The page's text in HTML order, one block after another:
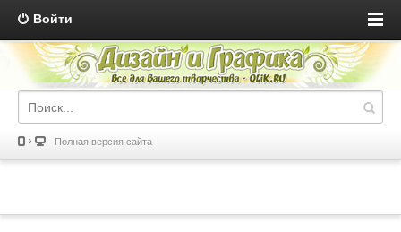
Войти
Полная версия сайта